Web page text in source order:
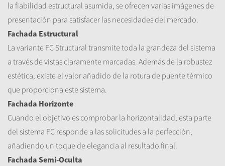
la fiabilidad estructural asumida, se ofrecen varias imágenes de
presentación para satisfacer las necesidades del mercado.
Fachada Estructural
La variante FC Structural transmite toda la grandeza del sistema
a través de vistas claramente marcadas. Además de la robustez
estética, existe el valor añadido de la rotura de puente térmico
que proporciona este sistema.
Fachada Horizonte
Cuando el objetivo es comprobar la horizontalidad, esta parte
del sistema FC responde a las solicitudes a la perfección,
añadiendo un toque de elegancia al resultado final.
Fachada Semi-Oculta